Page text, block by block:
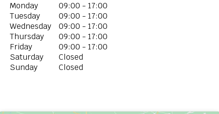
Monday
09:00 - 17:00
Tuesday
09:00 - 17:00
Wednesday
09:00 - 17:00
Thursday
09:00 - 17:00
Friday
09:00 - 17:00
Saturday
Closed
Sunday
Closed